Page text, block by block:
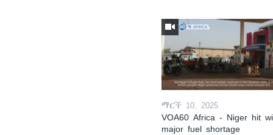
ማርች 10, 2025
VOA60 Africa - Niger hit
major fuel shortage